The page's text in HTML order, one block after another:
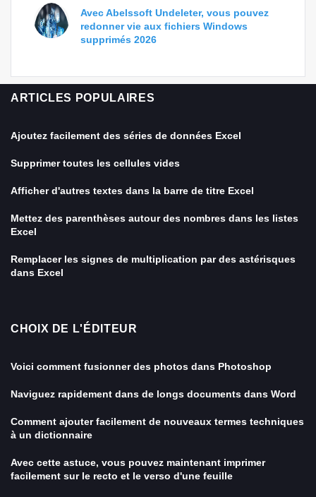
Avec Abelssoft Undeleter, vous pouvez
redonner vie aux fichiers Windows
supprimés 2026
ARTICLES POPULAIRES
Ajoutez facilement des séries de données Excel
Supprimer toutes les cellules vides
Afficher d'autres textes dans la barre de titre Excel
Mettez des parenthèses autour des nombres dans les listes
Excel
Remplacer les signes de multiplication par des astérisques
dans Excel
CHOIX DE L'ÉDITEUR
Voici comment fusionner des photos dans Photoshop
Naviguez rapidement dans de longs documents dans Word
Comment ajouter facilement de nouveaux termes techniques
à un dictionnaire
Avec cette astuce, vous pouvez maintenant imprimer
facilement sur le recto et le verso d'une feuille